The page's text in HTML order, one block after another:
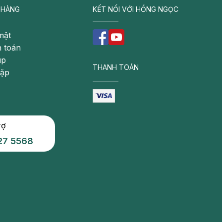
toán
5568
KẾT NỐI VỚI HỒNG NGỌC
THANH TOÁN